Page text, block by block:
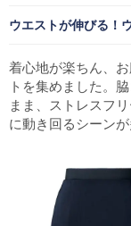
ウエストが伸びる！
着心地が楽ちん、
トを集めました。
まま、ストレスフ
に動き回るシーン